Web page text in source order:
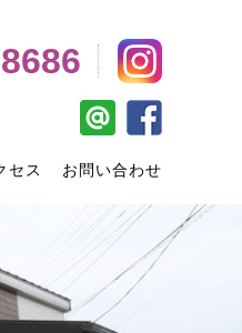
セス お問い合わせ